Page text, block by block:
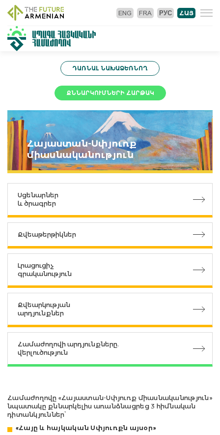
ՀԱՅ
ENG FRA РУС
ԴԱՌՆԱԼ ՆԱԽԱՁԵՌՆՈՂ
ՔՆՆԱՐԿՈՒՄՆԵՐԻ ՀԱՐԹԱԿ
Հայաստան-Սփյուռք
միասնականություն
Սցենարներ
և ծրագրեր
Քվեաթերթիկներ
Լրացուցիչ
գրականություն
Քվեարկության
արդյունքներ
Համաժողովի արդյունքները.
վերլուծություն
Համաժողովը «Հայաստան-Սփյուռք միասնականություն»
նպատակը քննարկելիս առանձնացրեց 3 հիմնական
դիտանկյուններ՝
«Հայը և հայկական Սփյուռքն այսօր»